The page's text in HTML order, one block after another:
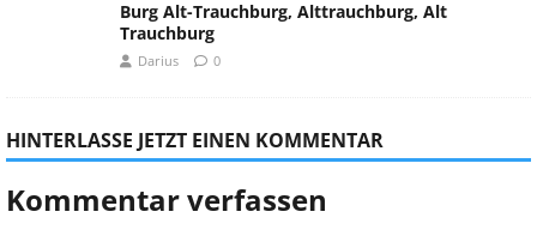
Burg Alt-Trauchburg, Alttrauchburg, Alt
Trauchburg
Darius 0
HINTERLASSE JETZT EINEN KOMMENTAR
Kommentar verfassen